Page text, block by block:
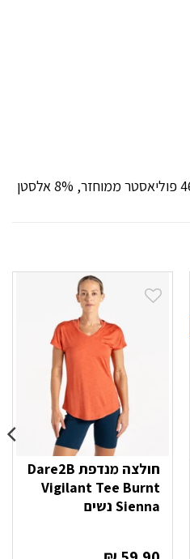
חולצה מנדפת Dare2B
Vigilant Tee Burnt
Sienna נשים